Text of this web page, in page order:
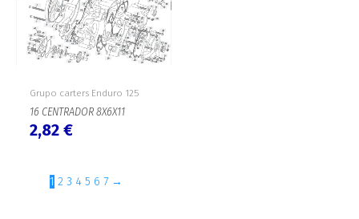
Grupo carters Enduro 125
16 CENTRADOR 8X6X11
2,82 €
1 2 3 4 5 6 7 →